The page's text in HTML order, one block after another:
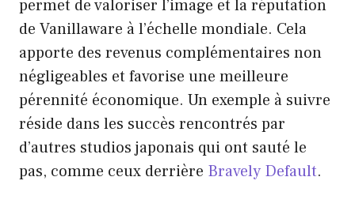
permet de valoriser l’image et la réputation
de Vanillaware à l’échelle mondiale. Cela
apporte des revenus complémentaires non
négligeables et favorise une meilleure
pérennité économique. Un exemple à suivre
réside dans les succès rencontrés par
d’autres studios japonais qui ont sauté le
pas, comme ceux derrière Bravely Default.